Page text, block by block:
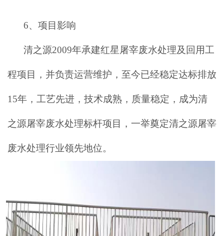
6、 项目影响
清之源2009年承建红星屠宰废水处理及回用工
程项目，并负责运营维护，至今已经稳定达标排放
15年，工艺先进，技术成熟，质量稳定，成为清
之源屠宰废水处理标杆项目，一举奠定清之源屠宰
废水处理行业领先地位。